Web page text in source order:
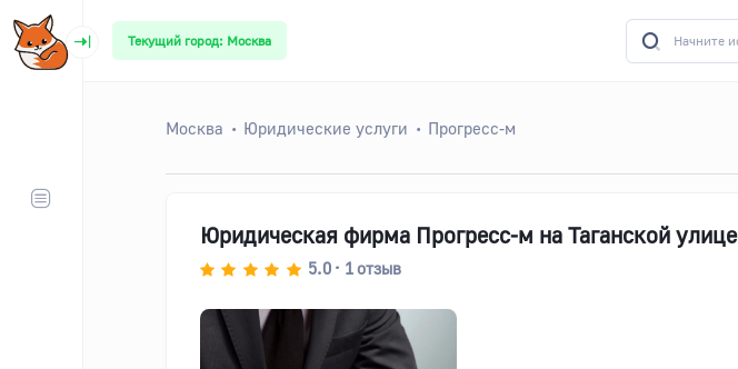
Текущий город: Москва
Москва Юридические услуги Прогресс-м
Юридическая фирма Прогресс-м на Таганской улице
5.0 • 1отзыв